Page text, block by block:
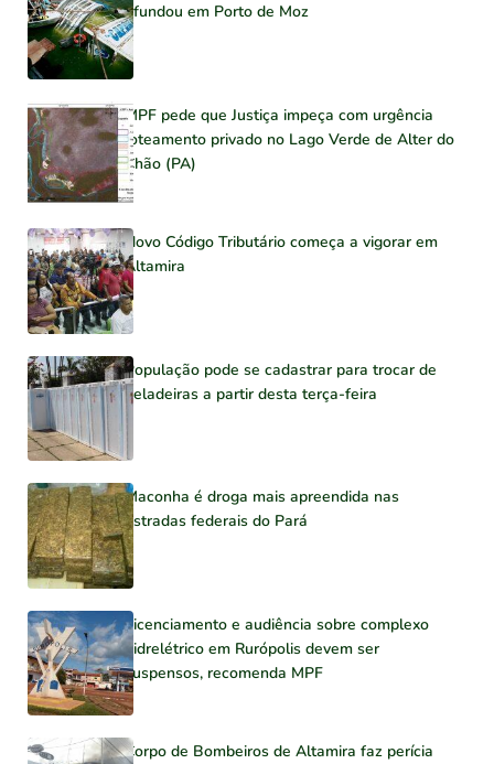
afundou em Porto de Moz
MPF pede que Justiça impeça com urgência
loteamento privado no Lago Verde de Alter do
Chão (PA)
Novo Código Tributário começa a vigorar em
Altamira
População pode se cadastrar para trocar de
geladeiras a partir desta terça-feira
Maconha é droga mais apreendida nas
estradas federais do Pará
Licenciamento e audiência sobre complexo
hidrelétrico em Rurópolis devem ser
suspensos, recomenda MPF
Corpo de Bombeiros de Altamira faz perícia